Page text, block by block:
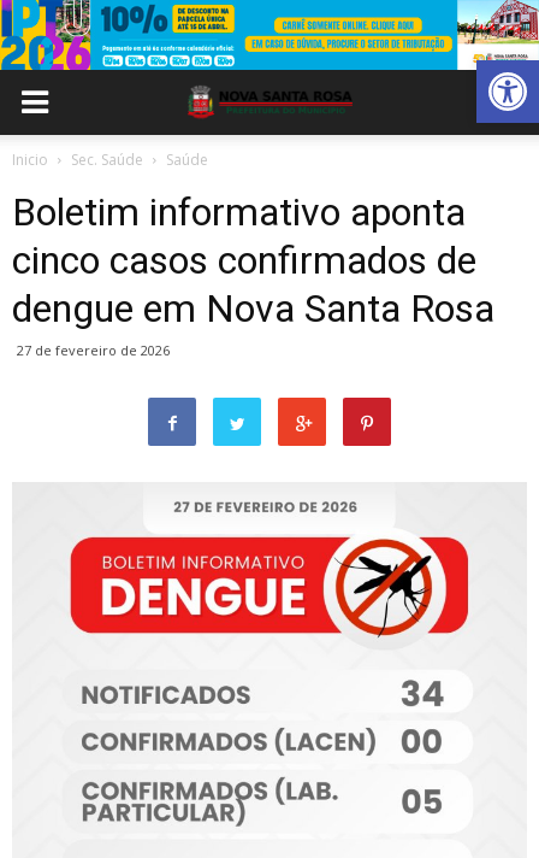
Abrir
Inicio Sec. Saúde Saúde
Boletim informativo aponta
cinco casos confirmados de
dengue em Nova Santa Rosa
27 de fevereiro de 2026